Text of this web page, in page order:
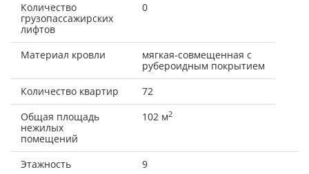
Количество
грузопассажирских
лифтов
0
Материал кровли
мягкая-совмещенная с
рубероидным покрытием
Количество квартир
72
Общая площадь
нежилых
помещений
102 м2
Этажность 9